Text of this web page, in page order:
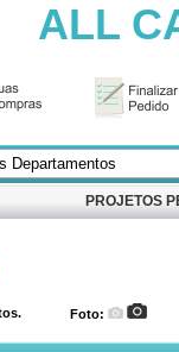
ALL
PROJETOS
Foto: